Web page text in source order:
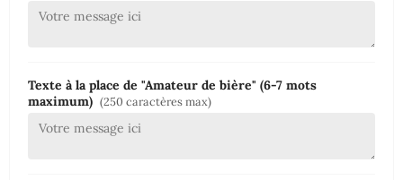
Texte à la place de "Amateur de bière" (6-7 mots
maximum) (250 caractères max)